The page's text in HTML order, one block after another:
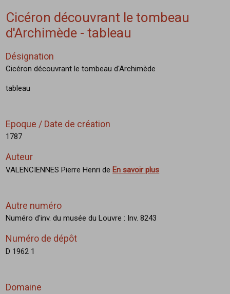
Cicéron découvrant le tombeau
d'Archimède - tableau
Désignation
Cicéron découvrant le tombeau d'Archimède
tableau
Epoque / Date de création
1787
Auteur
VALENCIENNES Pierre Henri de En savoir plus
Autre numéro
Numéro d'inv. du musée du Louvre : Inv. 8243
Numéro de dépôt
D 1962 1
Domaine